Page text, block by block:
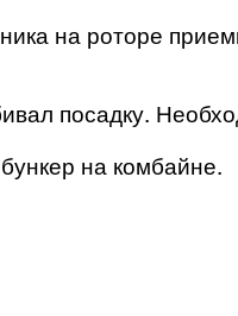
на роторе
посадку.
на комбайне.